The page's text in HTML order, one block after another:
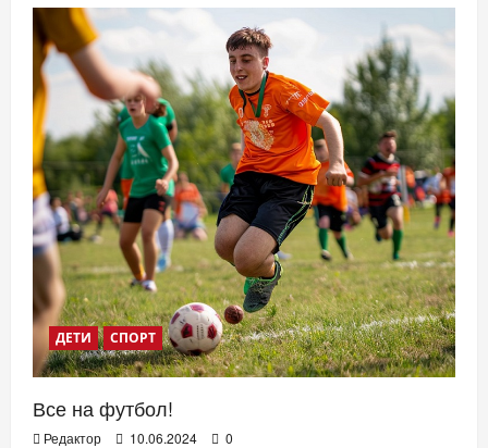
SELA
расширяет
ассортимент:
бренд
представил
первую
линейку
детской
обуви
ДЕТИ СПОРТ
Все на футбол!
Редактор 10.06.2024 0